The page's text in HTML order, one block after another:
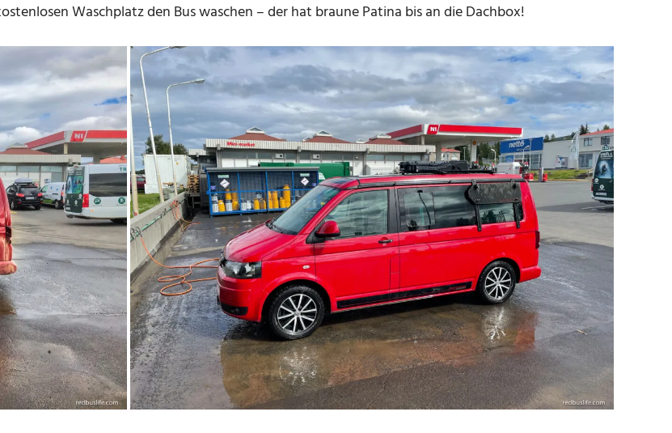
Waschplatz den Bus waschen – der hat braune Patina bis an die Dachbox!